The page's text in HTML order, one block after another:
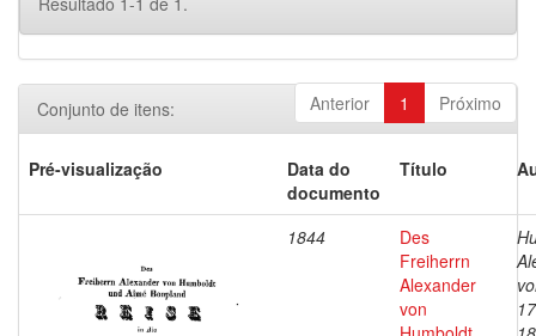
Anterior 1 Próximo
Conjunto de itens:
Pré-visualização
Data do
documento
Título
1844
Des
Freiherrn
Alexander
von